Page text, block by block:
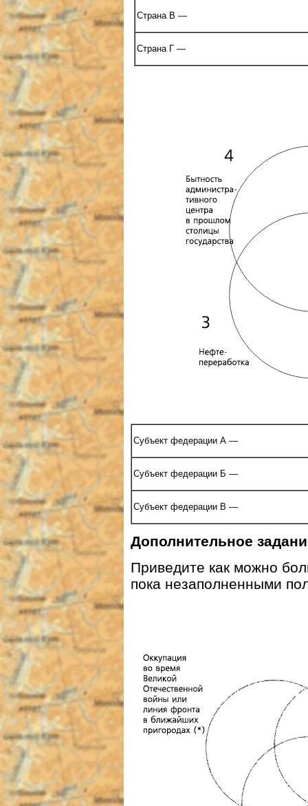
Страна В —
Страна Г —
Субъект федерации А —
Субъект федерации Б —
Субъект федерации В —
Дополнительное
Приведите как можно
пока незаполненными